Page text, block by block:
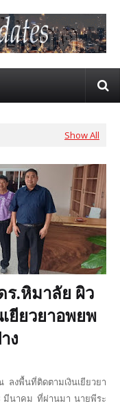
Show All
ร.หิมาลัย ผิว
ยียวยาอพยพ
ง
งพื้นที่ติดตามเงินเยียวยา
มีนาคม ที่ผ่านมา นายพีระ